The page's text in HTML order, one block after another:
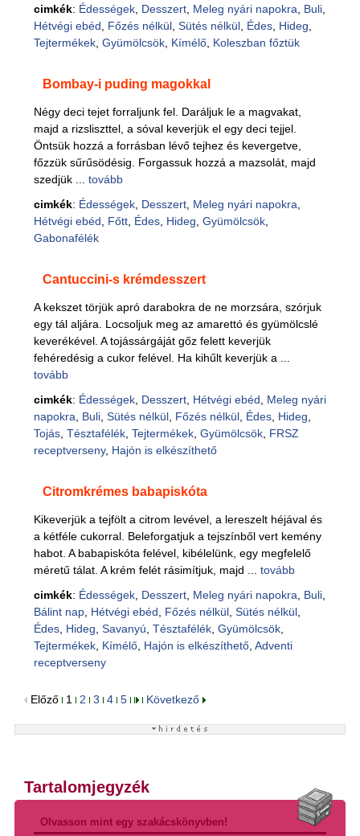
cimkék: Édességek, Desszert, Meleg nyári napokra Buli,
Hétvégi ebéd
Főzés nélkül, Sütés nélkül, Édes, Hideg
Tejtermékek, Gyümölcsök, Kímélő, Koleszban főztük
Bombay-i puding magokkal
Négy deci tejet forraljunk fel. Daráljuk le a magvakat,
majd a rizsliszttel, a sóval keverjük el egy deci tejjel.
Öntsük hozzá a forrásban lévő tejhez és kevergetve,
főzzük sűrűsödésig. Forgassuk hozzá a mazsolát, majd
szedjük ... tovább
cimkék: Édességek, Desszert, Meleg nyári napokra
Hétvégi ebéd
Főtt, Édes, Hideg Gyümölcsök,
Gabonafélék
Cantuccini-s krémdesszert
A kekszet törjük apró darabokra de ne morzsára, szórjuk
egy tál aljára. Locsoljuk meg az amarettó és gyümölcslé
keverékével. A tojássárgáját gőz felett keverjük
fehéredésig a cukor felével. Ha kihűlt keverjük a ...
tovább
cimkék: Édességek, Desszert, Hétvégi ebéd
Meleg nyári
napokra
Buli, Sütés nélkül, Főzés nélkül, Édes, Hideg
Tojás, Tésztafélék, Tejtermékek, Gyümölcsök, FRSZ
receptverseny, Hajón is elkészíthető
Citromkrémes babapiskóta
Kikeverjük a tejfölt a citrom levével, a lereszelt héjával és
a kétféle cukorral. Beleforgatjuk a tejszínből vert kemény
habot. A babapiskóta felével, kibélelünk, egy megfelelő
méretű tálat. A krém felét rásimítjuk, majd ... tovább
cimkék: Édességek, Desszert, Meleg nyári napokra Buli,
Bálint nap, Hétvégi ebéd Főzés nélkül, Sütés nélkül,
Édes, Hideg Savanyú Tésztafélék, Gyümölcsök,
Tejtermékek, Kímélő, Hajón is elkészíthető, Adventi
receptverseny
Előző 1 2 3 4 5 Következő
Tartalomjegyzék
Olvasson mint egy szakácskönyvben!